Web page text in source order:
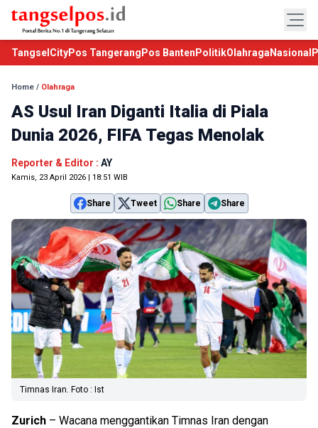
TangselCityPos Tangerang Pos Banten PolitikOlahraga Nasional
Home / Olahraga
AS Usul Iran Diganti Italia di Piala
Dunia 2026, FIFA Tegas Menolak
Reporter & Editor : AY
Kamis, 23 April 2026 | 18:51 WIB
Share Tweet Share Share
Timnas Iran. Foto : Ist
Zurich – Wacana menggantikan Timnas Iran dengan